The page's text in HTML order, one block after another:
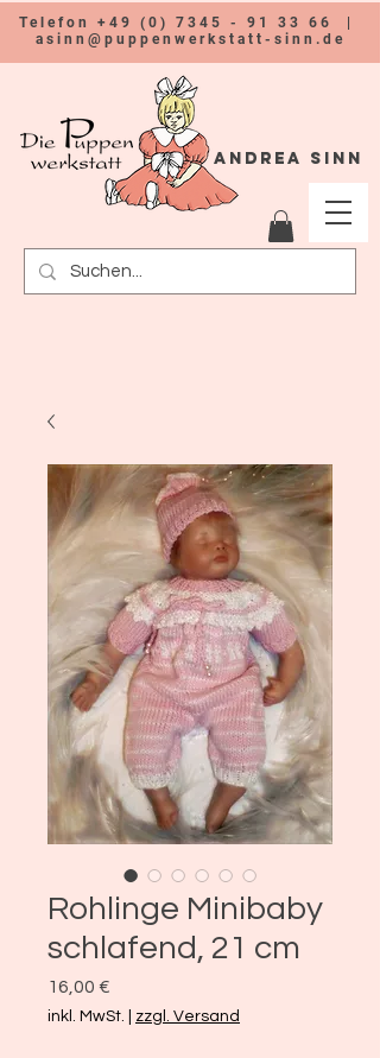
Telefon +49 (0) 7345 - 91 33 66
asinn@puppenwerkstatt-sinn.de
Andrea Sinn
Rohlinge Minibaby
schlafend, 21 cm
16,00 €
inkl. MwSt. zzgl. Versand